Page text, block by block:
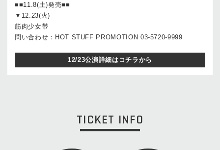
■■11.8(土)発売■■
▼12.23(火)
筋肉少女帯
問い合わせ：HOT STUFF PROMOTION 03-5720-9999
12/23公演詳細はコチラから
TICKET INFO